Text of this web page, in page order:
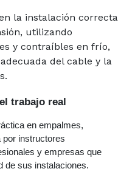
la instalación correcta
utilizando
y contraíbles en frío,
del cable y la
trabajo real
en empalmes,
por instructores
y empresas que
de sus instalaciones.